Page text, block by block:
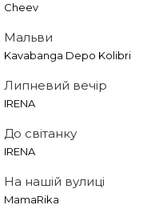
Cheev
Мальви
Kavabanga Depo Kolibri
Липневий вечір
IRENA
До світанку
IRENA
На нашій вулиці
MamaRika